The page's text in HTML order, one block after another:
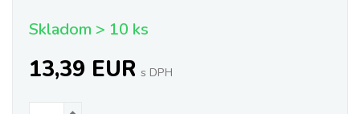
Skladom > 10 ks
13,39 EUR s DPH